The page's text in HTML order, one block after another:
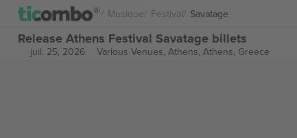
Musique Festival Savatage
Release Athens Festival Savatage billets
juil. 25, 2026 Various Venues, Athens, Athens, Greece